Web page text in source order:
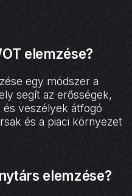
elemzése?
egy módszer a
segít az erősségek,
veszélyek átfogó
és a piaci környezet
elemzése?